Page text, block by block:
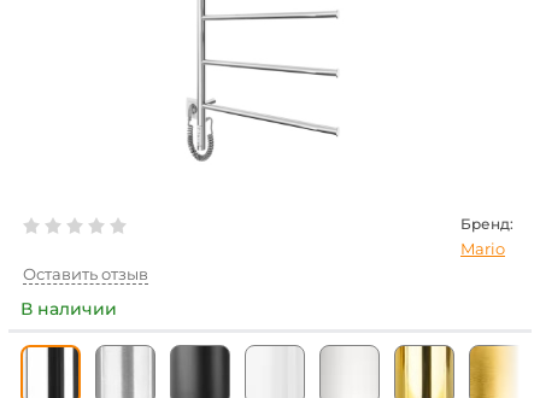
Бренд:
Mario
Оставить отзыв
В наличии